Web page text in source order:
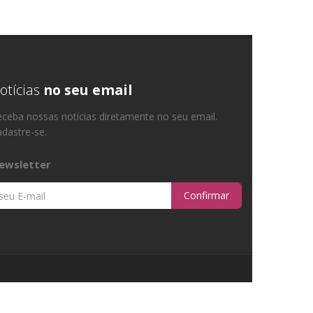
no seu email
nossas notícias diretamente no seu email.
se.
Confirmar